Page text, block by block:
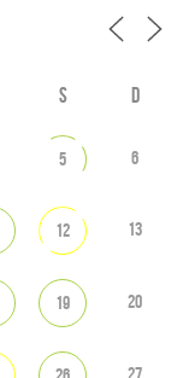
S D
5 6
12 13
19 20
27